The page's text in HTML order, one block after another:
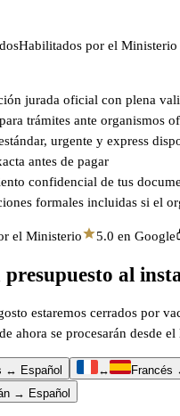
Habilitados por el Ministerio
jurada oficial con plena
trámites ante organismos
urgente y express
antes de pagar
confidencial de tus
formales incluidas si el
el Ministerio 5.0 en Google
al
estaremos cerrados por
ahora se procesarán desde
↔ Español ↔
Francés
→ Español